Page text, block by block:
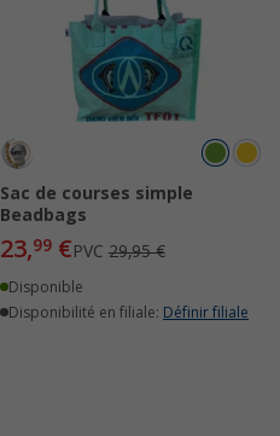
Sac de courses simple
Beadbags
23,99€PVC29,95 €
Disponible
Disponibilité en filiale: Définir filiale